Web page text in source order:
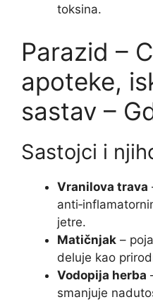
toksina.
Parazid –
apoteke,
sastav –
Sastojci i
Vranilova trava
jetre.
Matičnjak –
deluje kao
Vodopija herba
smanjuje